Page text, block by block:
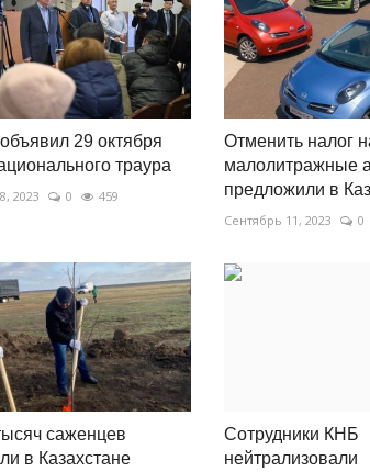
29 октября
траура
2023 0 459
Отменить налог
малолитражные
предложили в
Сентябрь 11, 2023 0
саженцев
в Казахстане
Сотрудники КНБ
нейтрализовали